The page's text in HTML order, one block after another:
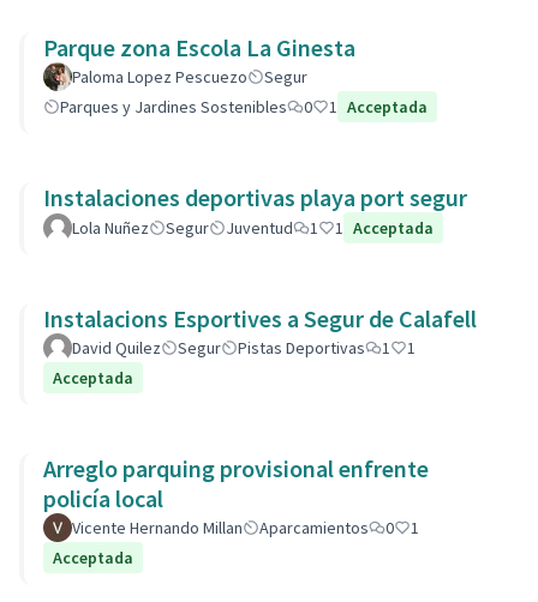
Parque zona Escola La Ginesta
Paloma Lopez Pescuezo
Segur
Parques y Jardines Sostenibles
0 1 Acceptada
Instalaciones deportivas playa port segur
Lola Nuñez Segur Juventud 1 1 Acceptada
Instalacions Esportives a Segur de Calafell
David Quilez Segur Pistas Deportivas 1
1
Acceptada
Arreglo parquing provisional enfrente
policía local
Vicente Hernando Millan Aparcamientos 0
1
Acceptada